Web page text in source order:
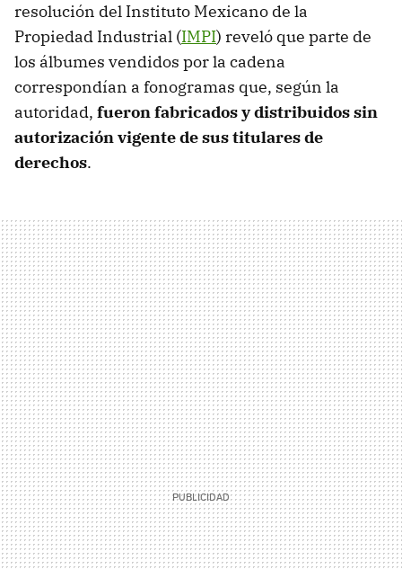
resolución del Instituto Mexicano de la
Propiedad Industrial (IMPI) reveló que parte de
los álbumes vendidos por la cadena
correspondían a fonogramas que, según la
autoridad, fueron fabricados y distribuidos sin
autorización vigente de sus titulares de
derechos.